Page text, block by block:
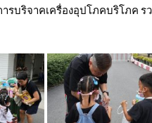
บริจาคเครื่องอุปโภคบริโภค